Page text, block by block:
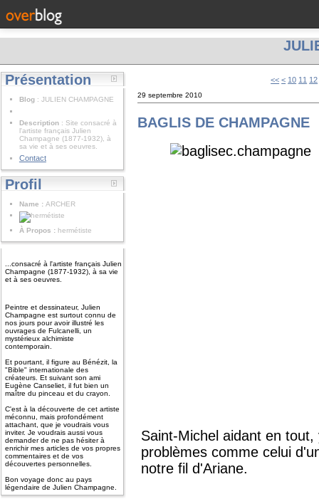
Présentation
Blog : JULIEN CHAMPAGNE
Description : Site consacré à
l'artiste français Julien
Champagne (1877-1932), à
sa vie et à ses oeuvres.
Contact
Profil
Name : ARCHER
À Propos : hermétiste
...consacré à l'artiste français Julien
Champagne (1877-1932), à sa vie
et à ses oeuvres.
Peintre et dessinateur, Julien
Champagne est surtout connu de
nos jours pour avoir illustré les
ouvrages de Fulcanelli, un
mystérieux alchimiste
contemporain.
Et pourtant, il figure au Bénézit, la
"Bible" internationale des
créateurs. Et suivant son ami
Eugène Canseliet, il fut bien un
maître du pinceau et du crayon.
C'est à la découverte de cet artiste
méconnu, mais profondément
attachant, que je voudrais vous
inviter. Je voudrais aussi vous
demander de ne pas hésiter à
enrichir mes articles de vos propres
commentaires et de vos
découvertes personnelles.
Bon voyage donc au pays
légendaire de Julien Champagne.
<< < 10 11 12
29 septembre 2010
BAGLIS DE CHAMPAGNE
Saint-Michel aidant en
problèmes comme celui
notre fil d'Ariane.